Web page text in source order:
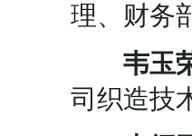
理、财务
韦玉
司织造技